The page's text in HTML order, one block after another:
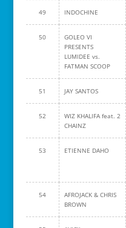
49 INDOCHINE
50
GOLEO VI
PRESENTS
LUMIDEE vs.
FATMAN SCOOP
51 JAY SANTOS
52
WIZ KHALIFA feat. 2
CHAINZ
53 ETIENNE DAHO
54
AFROJACK & CHRIS
BROWN